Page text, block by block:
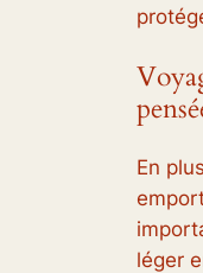
En
léger